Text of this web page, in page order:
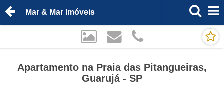
Mar & Mar Imóveis
Apartamento na Praia das Pitangueiras,
Guarujá - SP